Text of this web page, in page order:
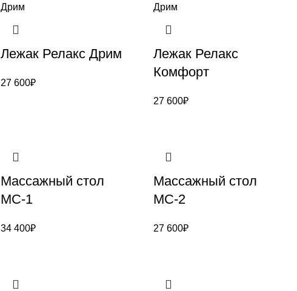
Лежак Релакс Дрим
27 600₽
Лежак Релакс
Комфорт
27 600₽
Массажный стол
МС-1
34 400₽
Массажный стол
МС-2
27 600₽